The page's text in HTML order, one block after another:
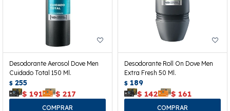
Desodorante Aerosol Dove Men
Cuidado Total 150 Ml.
$ 255
$ 191 $ 217
Desodorante Roll On Dove Men
Extra Fresh 50 Ml.
$ 189
$ 142 $ 161